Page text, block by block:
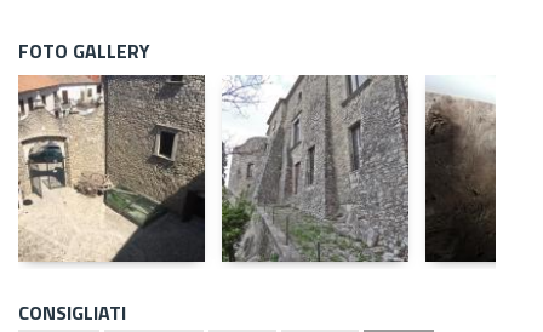
FOTO GALLERY
CONSIGLIATI